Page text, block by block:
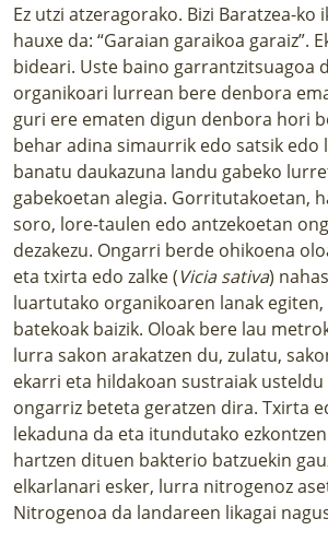
Ez utzi atzeragorako. Bizi Baratzea-
hauxe da: “Garaian garaikoa garaiz”.
bideari. Uste baino garrantzitsuagoa
organikoari lurrean bere denbora
guri ere ematen digun denbora hori
behar adina simaurrik edo satsik edo
banatu daukazuna landu gabeko
gabekoetan alegia. Gorritutakoetan,
soro, lore-taulen edo antzekoetan
dezakezu. Ongarri berde ohikoena
eta txirta edo zalke (Vicia sativa)
luartutako organikoaren lanak egiten,
batekoak baizik. Oloak bere lau
lurra sakon arakatzen du, zulatu,
ekarri eta hildakoan sustraiak
ongarriz beteta geratzen dira. Txirta
lekaduna da eta itundutako
hartzen dituen bakterio batzuekin
elkarlanari esker, lurra nitrogenoz
Nitrogenoa da landareen likagai